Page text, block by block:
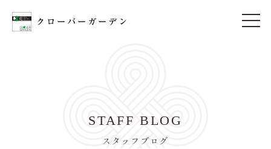
t
STAFF BLOG
スタッフブログ